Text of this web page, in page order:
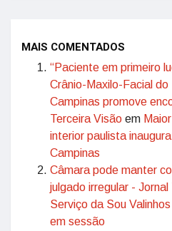
MAIS COMENTADOS
“Paciente em primeiro
Crânio-Maxilo-Facial
Campinas promove
Terceira Visão em
interior paulista
Campinas
Câmara pode manter
julgado irregular -
Serviço da Sou
em sessão